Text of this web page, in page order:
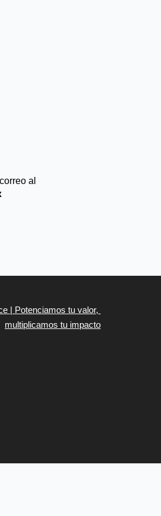
al
| Potenciamos tu valor,
multiplicamos tu impacto